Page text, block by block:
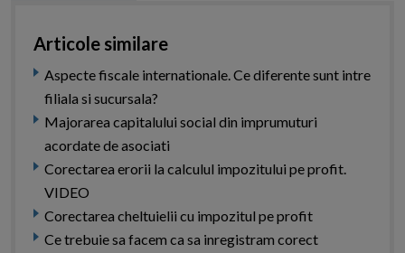
Articole similare
Aspecte fiscale internationale. Ce diferente sunt intre
filiala si sucursala?
Majorarea capitalului social din imprumuturi
acordate de asociati
Corectarea erorii la calculul impozitului pe profit.
VIDEO
Corectarea cheltuielii cu impozitul pe profit
Ce trebuie sa facem ca sa inregistram corect